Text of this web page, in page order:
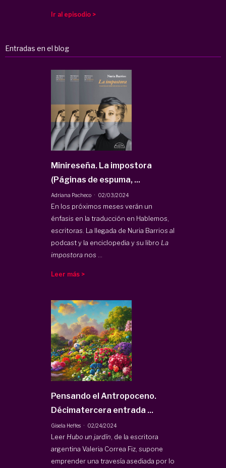
Ir al episodio >
Entradas en el blog
Minireseña. La impostora
(Páginas de espuma, ...
Adriana Pacheco · 02/03/2024
En los próximos meses verán un
énfasis en la traducción en Hablemos,
escritoras. La llegada de Nuria Barrios al
podcast y la enciclopedia y su libro La
impostora nos ...
Leer más >
Pensando el Antropoceno.
Décimatercera entrada ...
Gisela Heffes · 02/24/2024
Leer Hubo un jardín , de la escritora
argentina Valeria Correa Fiz, supone
emprender una travesía asediada por lo